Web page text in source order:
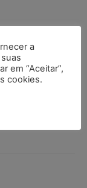
de veículos
de todos os
empregado que
a
em “Aceitar”,
cookies.